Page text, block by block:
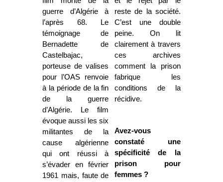
guerre d’Algérie à
l’après 68. Le
témoignage de
Bernadette de
Castelbajac,
porteuse de valises
pour l’OAS renvoie
à la période de la fin
de la guerre
d’Algérie. Le film
évoque aussi les six
militantes de la
cause algérienne
qui ont réussi à
s’évader en février
1961 mais, faute de
reste de la société.
C’est une double
peine. On lit
clairement à travers
ces archives
comment la prison
fabrique les
conditions de la
récidive.
Avez-vous
constaté une
spécificité de la
prison pour
femmes ?